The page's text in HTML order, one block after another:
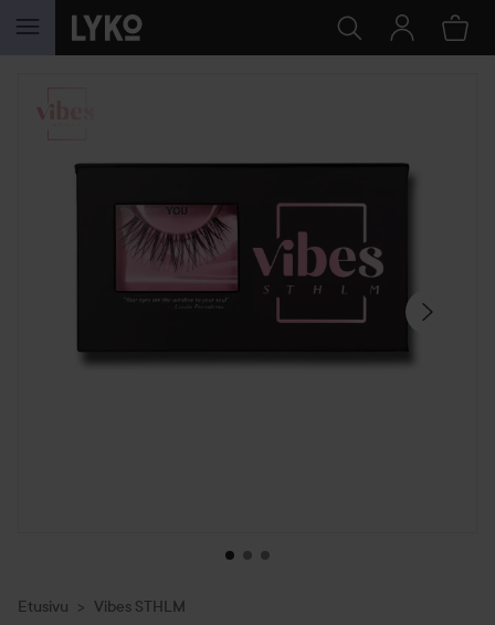
SIIRTYÄ JHK SISÄLTÖÖN
OHITA OSIO
Etusivu Vibes STHLM